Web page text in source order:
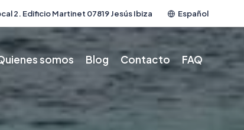
2. Edificio Martinet 07819 Jesús Ibiza Español
somos Blog Contacto FAQ